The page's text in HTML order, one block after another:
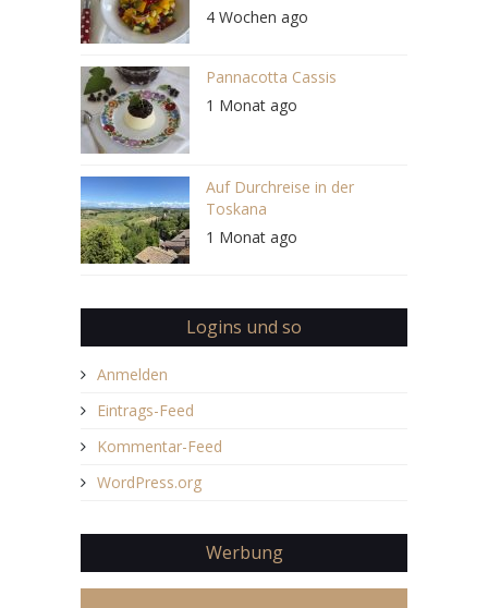
4 Wochen ago
Pannacotta Cassis
1 Monat ago
Auf Durchreise in der
Toskana
1 Monat ago
Logins und so
Anmelden
Eintrags-Feed
Kommentar-Feed
WordPress.org
Werbung